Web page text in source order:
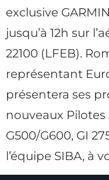
exclusive
jusqu’à 12h sur
22100 (LFEB).
représentant
présentera ses
nouveaux
G500/G600, GI
l’équipe SIBA, à